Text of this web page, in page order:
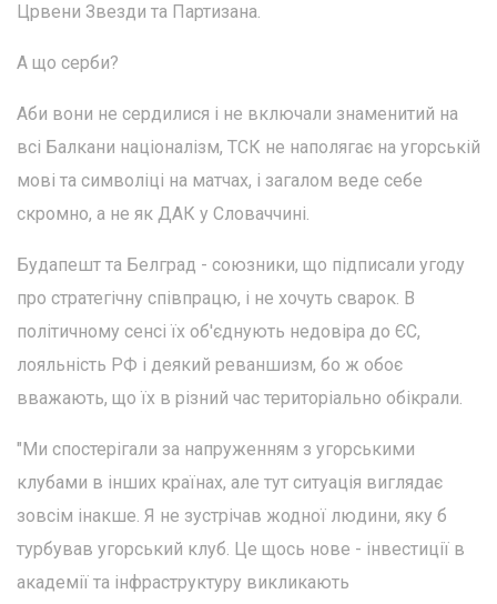
Црвени Звезди та Партизана.
А що серби?
Аби вони не сердилися і не включали знаменитий на
всі Балкани націоналізм, ТСК не наполягає на угорській
мові та символіці на матчах, і загалом веде себе
скромно, а не як ДАК у Словаччині.
Будапешт та Белград - союзники, що підписали угоду
про стратегічну співпрацю, і не хочуть сварок. В
політичному сенсі їх об'єднують недовіра до ЄС,
лояльність РФ і деякий реваншизм, бо ж обоє
вважають, що їх в різний час територіально обікрали.
"Ми спостерігали за напруженням з угорськими
клубами в інших країнах, але тут ситуація виглядає
зовсім інакше. Я не зустрічав жодної людини, яку б
турбував угорський клуб. Це щось нове - інвестиції в
академії та інфраструктуру викликають